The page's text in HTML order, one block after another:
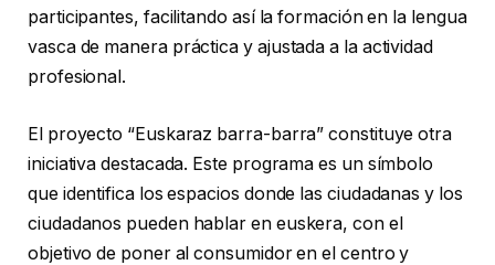
participantes, facilitando así la formación en la lengua
vasca de manera práctica y ajustada a la actividad
profesional.
El proyecto “Euskaraz barra-barra” constituye otra
iniciativa destacada. Este programa es un símbolo
que identifica los espacios donde las ciudadanas y los
ciudadanos pueden hablar en euskera, con el
objetivo de poner al consumidor en el centro y